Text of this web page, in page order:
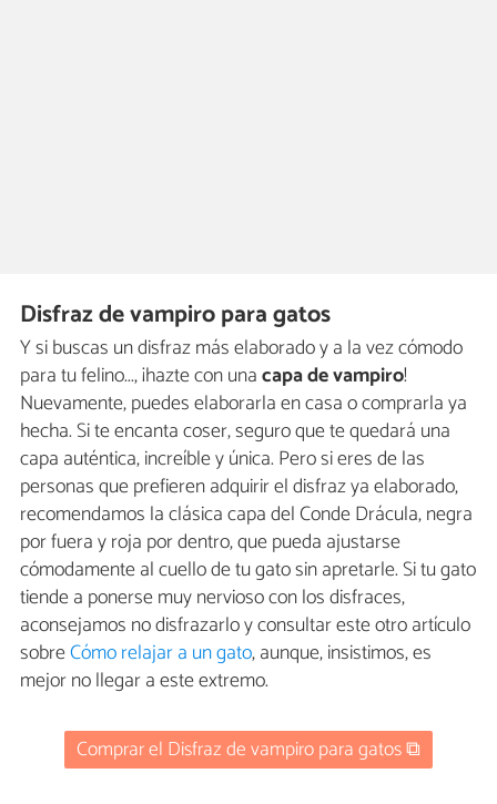
Disfraz de vampiro para gatos
Y si buscas un disfraz más elaborado y a la vez cómodo
para tu felino..., ¡hazte con unacapa de vampiro!
Nuevamente, puedes elaborarla en casa o comprarla ya
hecha. Si te encanta coser, seguro que te quedará una
capa auténtica, increíble y única. Pero si eres de las
personas que prefieren adquirir el disfraz ya elaborado,
recomendamos la clásica capa del Conde Drácula, negra
por fuera y roja por dentro, que pueda ajustarse
cómodamente al cuello de tu gato sin apretarle. Si tu gato
tiende a ponerse muy nervioso con los disfraces,
aconsejamos no disfrazarlo y consultar este otro artículo
sobreCómo relajar a un gato, aunque, insistimos, es
mejor no llegar a este extremo.
Comprar el Disfraz de vampiro para gatos ⧉